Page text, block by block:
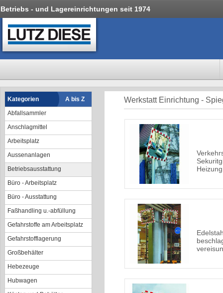
Betriebs - und Lagereinrichtungen seit 1974
Kategorien
A bis Z
Abfallsammler
Anschlagmittel
Arbeitsplatz
Aussenanlagen
Betriebsausstattung
Büro - Arbeitsplatz
Büro - Ausstattung
Faßhandling u.-abfüllung
Gefahrstoffe am Arbeitsplatz
Gefahrstofflagerung
Großbehälter
Hebezeuge
Hubwagen
Werkstatt Einrichtung -
Heizung